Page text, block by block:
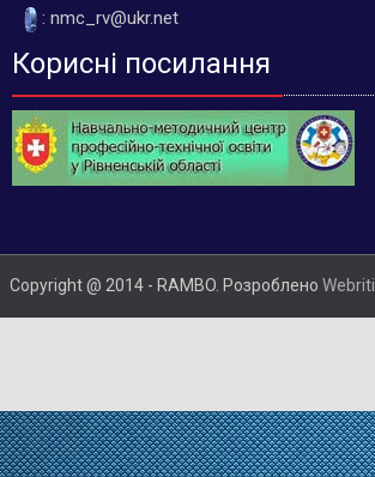
: nmc_rv@ukr.net
Корисні посилання
Copyright @ 2014 - RAMBO. Розроблено Webriti